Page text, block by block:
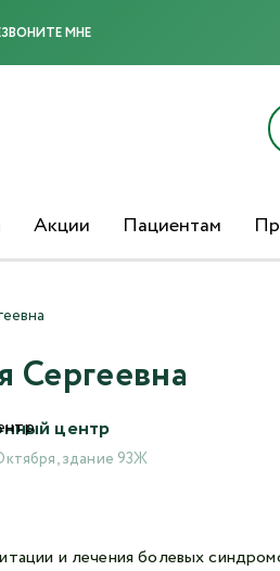
МНЕ
Акции Пациентам
Сергеевна
центр
здание 93Ж
и лечения болевых